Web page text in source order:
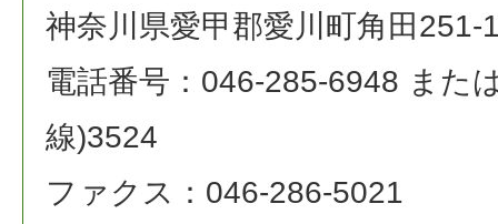
神奈川県愛甲郡愛川町角田251-
電話番号：046-285-6948 また
線)3524
ファクス：046-286-5021